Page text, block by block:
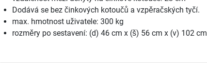
Dodává se bez činkových kotoučů a vzpěračských tyčí.
max. hmotnost uživatele: 300 kg
rozměry po sestavení: (d) 46 cm x (š) 56 cm x (v) 102 cm